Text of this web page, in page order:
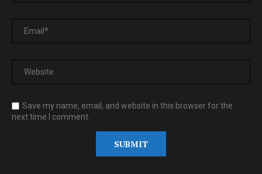
Save my name, email, and website in this browser for the
next time I comment.